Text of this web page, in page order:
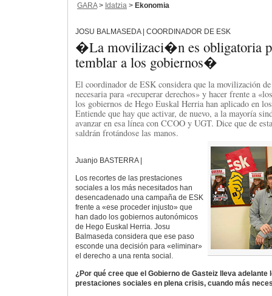
GARA> Idatzia > Ekonomia
JOSU BALMASEDA | COORDINADOR DE ESK
�La movilizaci�n es obligatoria
temblar a los gobiernos�
El coordinador de ESK considera que la movilización de
necesaria para «recuperar derechos» y hacer frente a
los gobiernos de Hego Euskal Herria han aplicado en
Entiende que hay que activar, de nuevo, a la mayoría
avanzar en esa línea con CCOO y UGT. Dice que de
saldrán frotándose las manos.
Juanjo BASTERRA |
Los recortes de las prestaciones
sociales a los más necesitados han
desencadenado una campaña de ESK
frente a «ese proceder injusto» que
han dado los gobiernos autonómicos
de Hego Euskal Herria. Josu
Balmaseda considera que ese paso
esconde una decisión para «eliminar»
el derecho a una renta social.
¿Por qué cree que el Gobierno de Gasteiz lleva adelante
prestaciones sociales en plena crisis, cuando más